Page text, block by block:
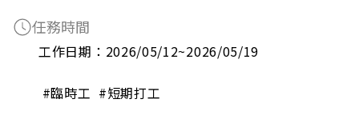
任務時間
工作日期：2026/05/12~2026/05/19
#臨時工  #短期打工